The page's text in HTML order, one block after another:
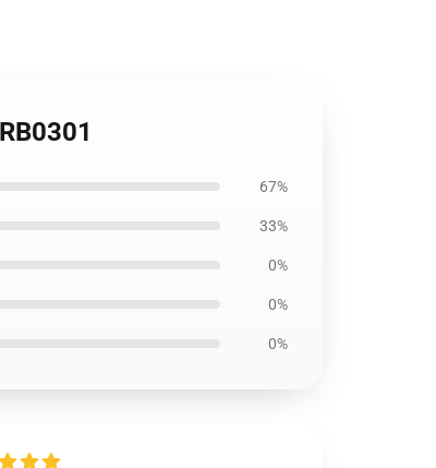
67%
33%
0%
0%
0%